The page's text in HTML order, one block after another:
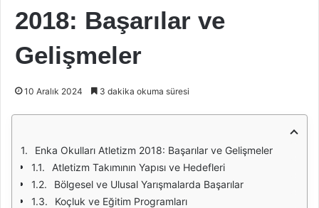
2018: Başarılar ve
Gelişmeler
10 Aralık 2024 3 dakika okuma süresi
Enka Okulları Atletizm 2018: Başarılar ve Gelişmeler
Atletizm Takımının Yapısı ve Hedefleri
Bölgesel ve Ulusal Yarışmalarda Başarılar
Koçluk ve Eğitim Programları